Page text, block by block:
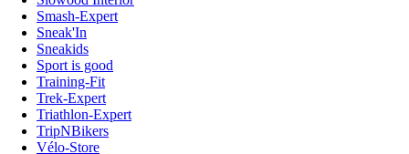
Smash-Expert
Sneak'In
Sneakids
Sport is good
Training-Fit
Trek-Expert
Triathlon-Expert
TripNBikers
Vélo-Store